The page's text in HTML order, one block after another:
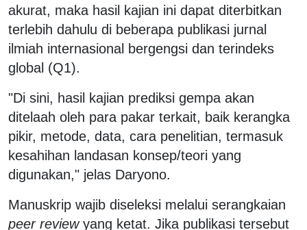
akurat, maka hasil kajian ini dapat diterbitkan
terlebih dahulu di beberapa publikasi jurnal
ilmiah internasional bergengsi dan terindeks
global (Q1).
"Di sini, hasil kajian prediksi gempa akan
ditelaah oleh para pakar terkait, baik kerangka
pikir, metode, data, cara penelitian, termasuk
kesahihan landasan konsep/teori yang
digunakan," jelas Daryono.
Manuskrip wajib diseleksi melalui serangkaian
peer reviewyang ketat. Jika publikasi tersebut